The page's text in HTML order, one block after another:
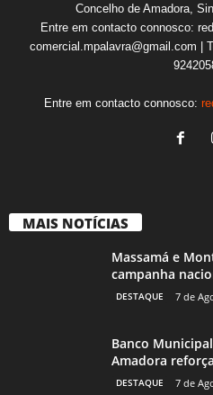
Concelho de Amadora,
Entre em contacto connosco:
comercial.mpalavra@gmail.com |
Entre em contacto connosco:
MAIS NOTÍCIAS
Massamá e
campanha
DESTAQUE 7 de
Banco
Amadora
DESTAQUE 7 de